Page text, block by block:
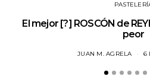
El mejor [?] ROSCÓN de
peor
JUAN M. AGRELA 6